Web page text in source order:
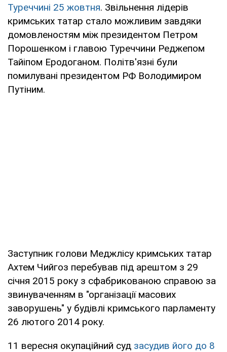
Туреччині 25 жовтня. Звільнення лідерів
кримських татар стало можливим завдяки
домовленостям між президентом Петром
Порошенком і главою Туреччини Реджепом
Тайіпом Еродоганом. Політв'язні були
помилувані президентом РФ Володимиром
Путіним.
Заступник голови Меджлісу кримських татар
Ахтем Чийгоз перебував під арештом з 29
січня 2015 року з сфабрикованою справою за
звинуваченням в "організації масових
заворушень" у будівлі кримського парламенту
26 лютого 2014 року.
11 вересня окупаційний суд засудив його до 8